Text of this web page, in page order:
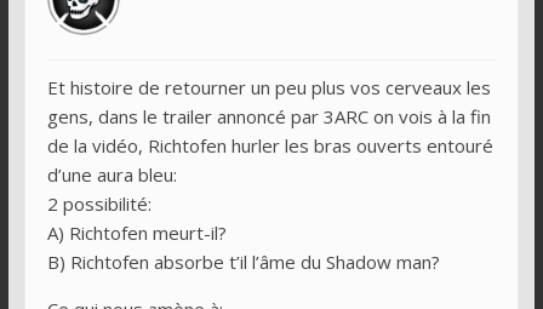
Et histoire de retourner un peu plus vos cerveaux les
gens, dans le trailer annoncé par 3ARC on vois à la fin
de la vidéo, Richtofen hurler les bras ouverts entouré
d’une aura bleu:
2 possibilité:
A) Richtofen meurt-il?
B) Richtofen absorbe t’il l’âme du Shadow man?